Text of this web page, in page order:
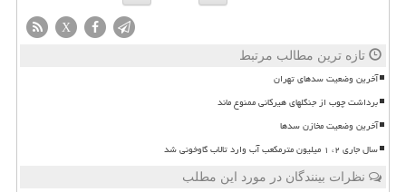
X
تازه ترین مطالب مرتبط
آخرین وضعیت سدهای تهران
برداشت چوب از جنگلهای هیرکانی ممنوع ماند
آخرین وضعیت مخازن سدها
سال جاری ۲، ۱ میلیون مترمکعب آب وارد تالاب گاوخونی شد
نظرات بینندگان در مورد این مطلب